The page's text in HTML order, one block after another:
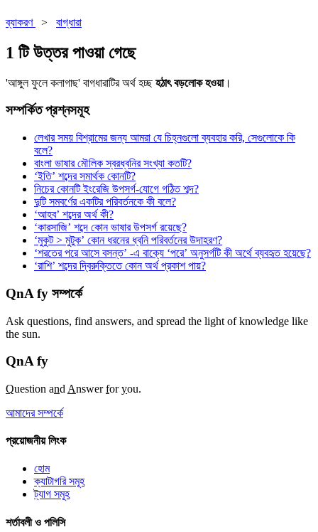
ব্যাকরণ > বাগ্‌ধারা
1 টি উত্তর পাওয়া গেছে
'আঙ্গুল ফুলে কলাগাছ' বাগধারাটির অর্থ হচ্ছ হঠাৎ বড়লোক হওয়া।
সম্পর্কিত প্রশ্নসমূহ
লেখার সময় বিশ্রামের জন্য আমরা যে চিহ্নগুলো ব্যবহার করি, সেগুলোকে কি
বলে?
বাংলা ভাষার মৌলিক স্বরধ্বনির সংখ্যা কতটি?
‘ইতি’ শব্দের সমার্থক কোনটি?
নিচের কোনটি ইংরেজি উপসর্গ-যোগে গঠিত শব্দ?
দুটি সমবর্ণের একটির পরিবর্তনকে কী বলে?
‘আহব’ শব্দের অর্থ কী?
‘কারসাজি’ শব্দে কোন ভাষার উপসর্গ রয়েছে?
‘মুকুট > মুটুক’ কোন ধরনের ধ্বনি পরিবর্তনের উদাহরণ?
‘শরতের পরে আসে বসন্ত’ -এ বাক্যে ‘পরে’ অনুসর্গটি কী অর্থে ব্যবহৃত হয়েছে?
‘রাশি’ শব্দের দ্বিরুক্তিতে কোন অর্থ প্রকাশ পায়?
QnA fy সম্পর্কে
Ask questions, find answers, and spread the light of knowledge like
the sun.
QnAfy
Question and Answerforyou.
আমাদের সম্পর্কে
প্রয়োজনীয় লিংক
হোম
ক্যাটাগরি সমূহ
ট্যাগ সমূহ
শর্তাবলী ও পলিসি